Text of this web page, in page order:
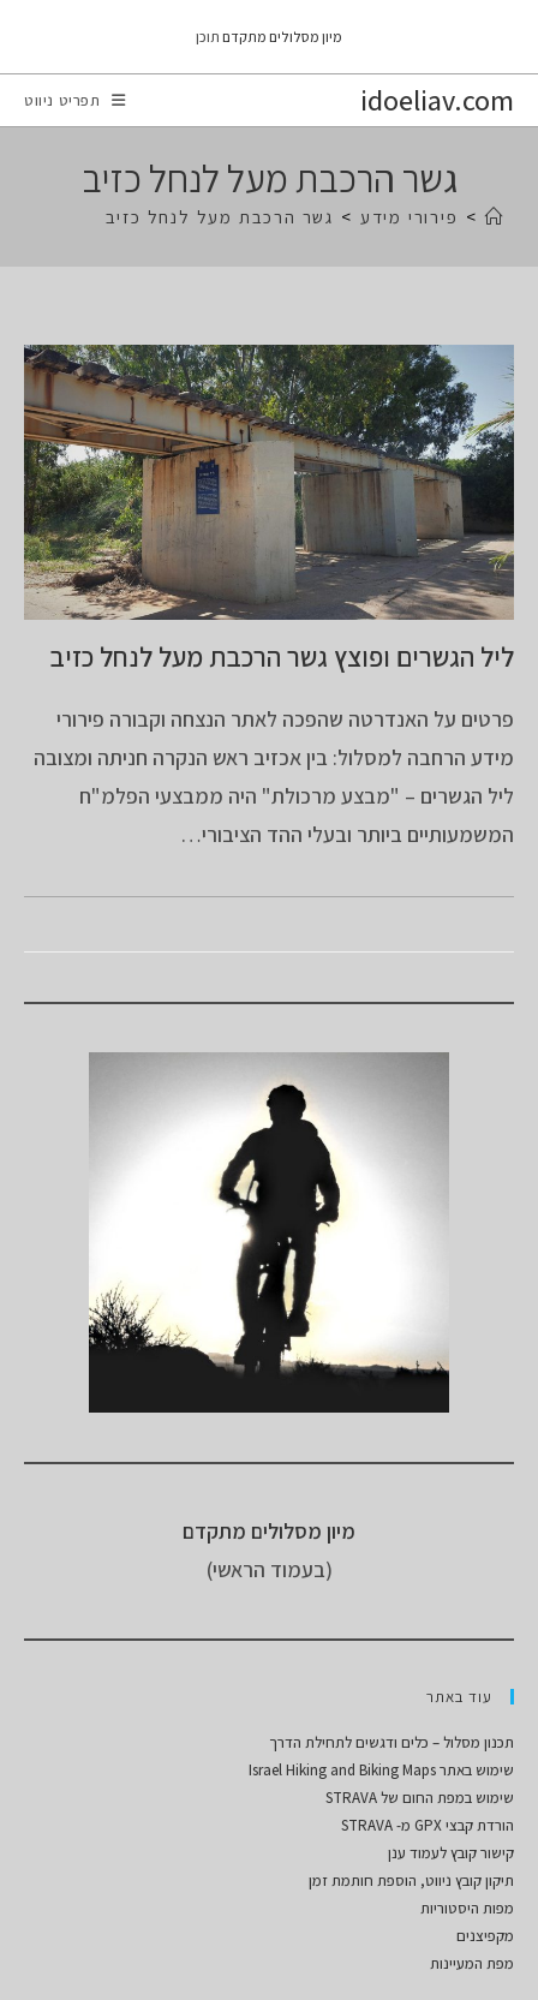
content
מיון מסלולים מתקדם תוכן
idoeliav.com תפריט ניווט
גשר הרכבת מעל לנחל כזיב
> פירורי מידע > גשר הרכבת מעל לנחל כזיב
ליל הגשרים ופוצץ גשר הרכבת מעל לנחל כזיב
פרטים על האנדרטה שהפכה לאתר הנצחה וקבורה פירורי
מידע הרחבה למסלול: בין אכזיב ראש הנקרה חניתה ומצובה
ליל הגשרים – "מבצע מרכולת" היה ממבצעי הפלמ"ח
המשמעותיים ביותר ובעלי ההד הציבורי…
מיון מסלולים מתקדם
(בעמוד הראשי)
עוד באתר
תכנון מסלול – כלים ודגשים לתחילת הדרך
שימוש באתר Israel Hiking and Biking Maps
שימוש במפת החום של STRAVA
הורדת קבצי GPX מ- STRAVA
קישור קובץ לעמוד ענן
תיקון קובץ ניווט, הוספת חותמת זמן
מפות היסטוריות
מקפיצנים
מפת המעיינות